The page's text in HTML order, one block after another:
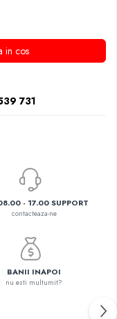
in cos
731
- 17.00 SUPPORT
contacteaza-ne
BANII INAPOI
nu esti multumit?